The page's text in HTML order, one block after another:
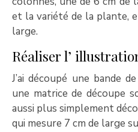
et la variété de la plante,
large.
Réaliser l’
J’ai découpé une bande
une matrice de découpe
aussi plus simplement
qui mesure 7 cm de large